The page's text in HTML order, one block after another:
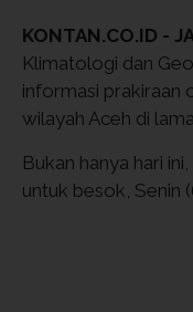
KONTAN.CO.ID -
Klimatologi dan
informasi prakiraan
wilayah Aceh di
Bukan hanya hari
untuk besok, Senin